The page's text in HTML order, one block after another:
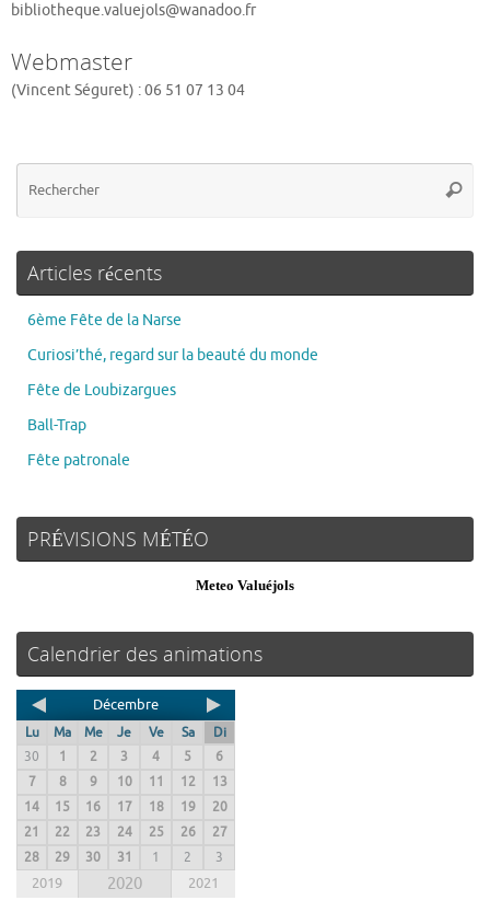
bibliotheque.valuejols@wanadoo.fr
Webmaster
(Vincent Séguret) : 06 51 07 13 04
Articles récents
6ème Fête de la Narse
Curiosi’thé, regard sur la beauté du monde
Fête de Loubizargues
Ball-Trap
Fête patronale
PRÉVISIONS MÉTÉO
Meteo Valuéjols
Calendrier des animations
Décembre
Lu Ma Me Je Ve Sa
Di
30
1 2 3 4 5
6
7
8 9 10 11 12
13
14
15 16 17 18 19
20
21
22 23 24 25 26
27
28
29 30 31 1 2 3
2019 2020 2021